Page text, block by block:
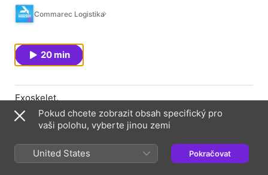
Commarec Logistika
20 min
Exoskelet.
Slovo, které ještě nedávno znělo jako sci-fi, dnes mění
pracovní prostředí napříč průmyslem, logistikou i
Barboru Křížovou z Technologie zdraví – expertku na
pracovní exoskelety, která firmám pomáhá snižovat
Pokud chcete zobrazit obsah specifický pro
vaši polohu, vyberte jinou zemi
United States Pokračovat